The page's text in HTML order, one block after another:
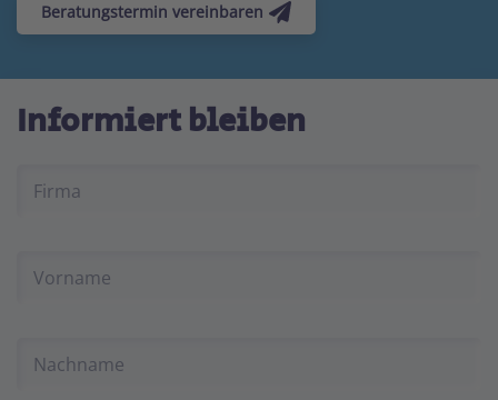
Beratungstermin vereinbaren
Informiert bleiben